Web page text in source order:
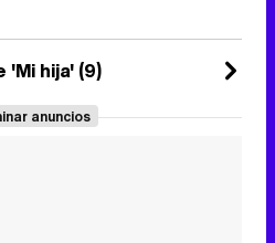
'Mi hija' (9)
anuncios